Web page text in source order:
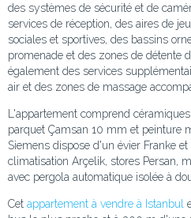
des systèmes de sécurité et de
services de réception, des aires de
sociales et sportives, des bassins
promenade et des zones de détente
également des services
air et des zones de massage
L'appartement comprend
parquet Çamsan 10 mm et peinture
Siemens dispose d'un évier Franke
climatisation Arçelik, stores Persan,
avec pergola automatique isolée à
Cet appartement à vendre à Istanbul